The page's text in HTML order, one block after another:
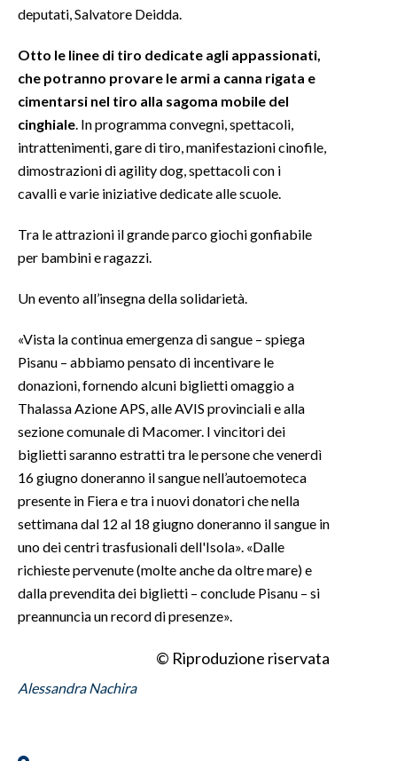
deputati, Salvatore Deidda.
Otto le linee di tiro dedicate agli appassionati,
che potranno provare le armi a canna rigata e
cimentarsi nel tiro alla sagoma mobile del
cinghiale . In programma convegni, spettacoli,
intrattenimenti, gare di tiro, manifestazioni cinofile,
dimostrazioni di agility dog, spettacoli con i
cavalli e varie iniziative dedicate alle scuole.
Tra le attrazioni il grande parco giochi gonfiabile
per bambini e ragazzi.
Un evento all’insegna della solidarietà.
«Vista la continua emergenza di sangue – spiega
Pisanu – abbiamo pensato di incentivare le
donazioni, fornendo alcuni biglietti omaggio a
Thalassa Azione APS, alle AVIS provinciali e alla
sezione comunale di Macomer. I vincitori dei
biglietti saranno estratti tra le persone che venerdì
16 giugno doneranno il sangue nell’autoemoteca
presente in Fiera e tra i nuovi donatori che nella
settimana dal 12 al 18 giugno doneranno il sangue in
uno dei centri trasfusionali dell'Isola». «Dalle
richieste pervenute (molte anche da oltre mare) e
dalla prevendita dei biglietti – conclude Pisanu – si
preannuncia un record di presenze».
© Riproduzione riservata
Alessandra Nachira